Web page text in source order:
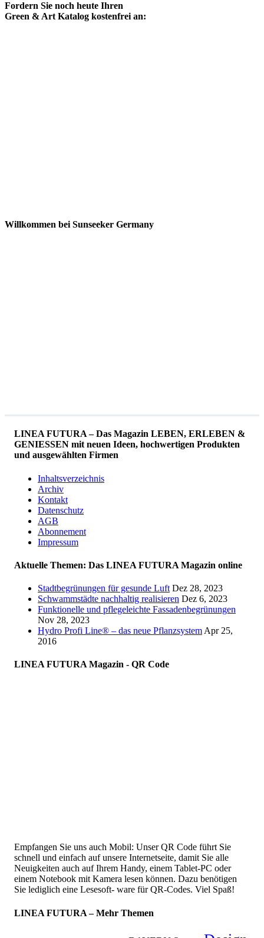
Fordern Sie noch heute Ihren
Green & Art Katalog kostenfrei an:
Willkommen bei Sunseeker Germany
LINEA FUTURA – Das Magazin LEBEN, ERLEBEN &
GENIESSEN mit neuen Ideen, hochwertigen Produkten
und ausgewählten Firmen
Inhaltsverzeichnis
Archiv
Kontakt
Datenschutz
AGB
Abonnement
Impressum
Aktuelle Themen: Das LINEA FUTURA Magazin online
Stadtbegrünungen für gesunde Luft Dez 28, 2023
Schwammstädte nachhaltig realisieren Dez 6, 2023
Funktionelle und pflegeleichte Fassadenbegrünungen
Nov 28, 2023
Hydro Profi Line® – das neue Pflanzsystem Apr 25,
2016
LINEA FUTURA Magazin - QR Code
Empfangen Sie uns auch Mobil: Unser QR Code führt Sie
schnell und einfach auf unsere Internetseite, damit Sie alle
Neuigkeiten auch auf Ihrem Handy, einem Tablet-PC oder
einem Notebook mit Kamera lesen können. Dazu benötigen
Sie lediglich eine Lesesoft- ware für QR-Codes. Viel Spaß!
LINEA FUTURA – Mehr Themen